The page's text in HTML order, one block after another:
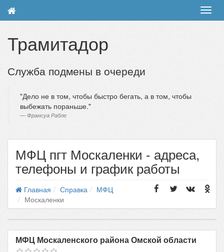
Трамитадор
Служба подмены в очереди
Дело не в том, чтобы быстро бегать, а в том, чтобы
выбежать пораньше.
Франсуа Рабле
МФЦ пгт Москаленки - адреса,
телефоны и график работы
Главная Справка
МФЦ
Москаленки
МФЦ Москаленского района Омской области